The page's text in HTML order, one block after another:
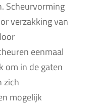
Scheurvorming
verzakking van
eenmaal
om in de gaten
zich
mogelijk